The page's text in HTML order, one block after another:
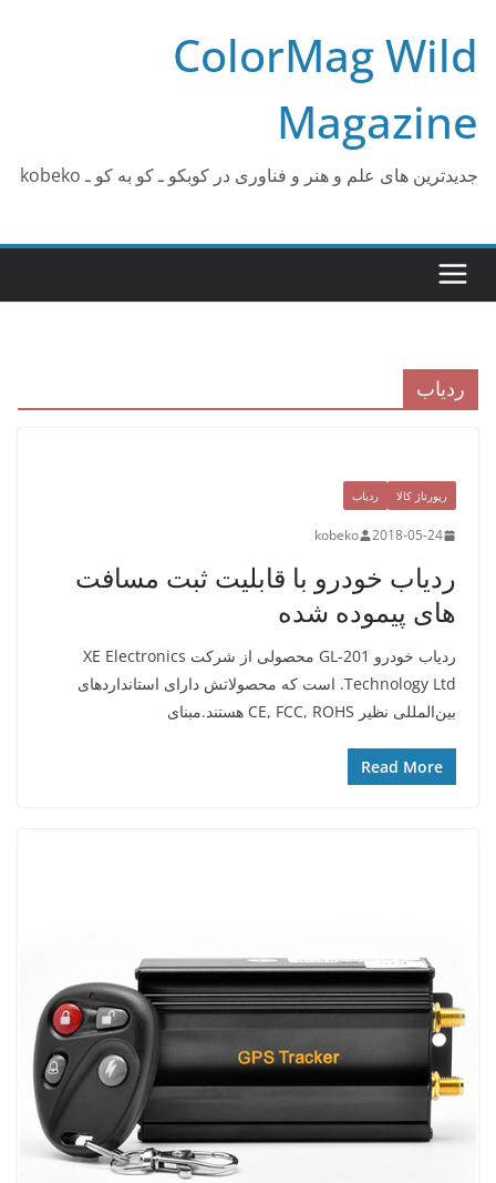
content
ColorMag Wild
Magazine
جدیدترین های علم و هنر و فناوری در کوبکو ـ کو به کو ـ kobeko
ردیاب
رپورتاژ کالا ردیاب
2018-05-24
kobeko
ردیاب خودرو با قابلیت ثبت مسافت
های پیموده شده
ردیاب خودرو GL-201 محصولی از شرکت XE Electronics
Technology Ltd. است که محصولاتش دارای استانداردهای
بین‌المللی نظیر CE, FCC, ROHS هستند.مبنای
Read More